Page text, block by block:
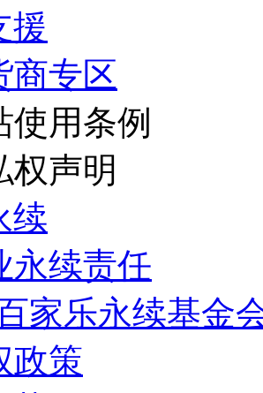
援
商专区
使用条例
权声明
续
永续责任
家乐永续基金
政策